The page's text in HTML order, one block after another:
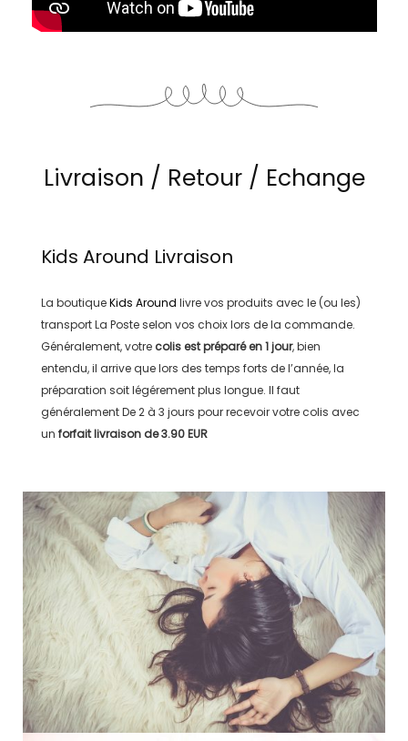
Livraison / Retour / Echange
Kids Around Livraison
La boutiqueKids Around livre vos produits avec le (ou les)
transportLa Posteselon vos choix lors de la commande.
Généralement, votre colis est préparé en1 jour, bien
entendu, il arrive que lors des temps forts de l’année, la
préparation soit légérement plus longue. Il faut
généralementDe 2 à 3 jours pour recevoir votre colis avec
un forfait livraison de3.90 EUR